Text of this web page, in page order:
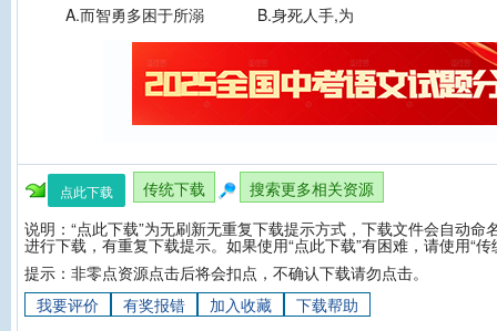
A.而智勇多困于所溺 B.身死人手,为
点此下载 传统下载
搜索更多相关资源
说明：“点此下载”为无刷新无重复下载提示方式，下载文件会自动命
进行下载，有重复下载提示。如果使用“点此下载”有困难，请使用“传
提示：非零点资源点击后将会扣点，不确认下载请勿点击。
我要评价
有奖报错 加入收藏 下载帮助